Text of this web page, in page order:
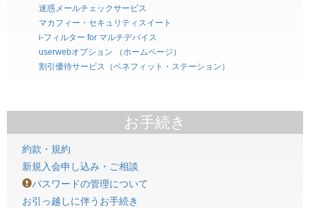
迷惑メールチェックサービス
マカフィー・セキュリティスイート
i-フィルター for マルチデバイス
userwebオプション （ホームページ）
割引優待サービス（ベネフィット・ステーション）
お手続き
約款・規約
新規入会申し込み・ご相談
パスワードの管理について
お引っ越しに伴うお手続き